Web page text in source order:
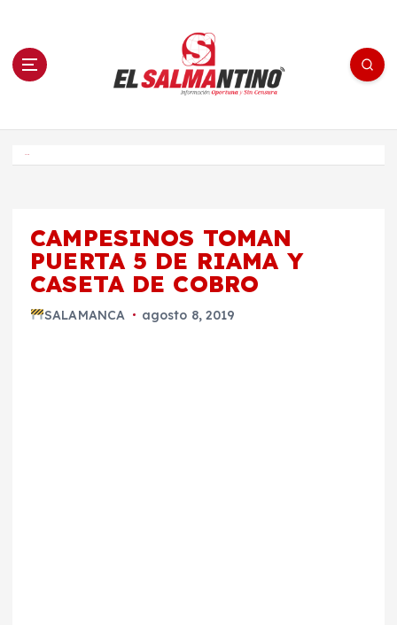
n El Salmantino - medios/noticias/editorial
CAMPESINOS TOMAN
PUERTA 5 DE RIAMA Y
CASETA DE COBRO
SALAMANCA agosto 8, 2019